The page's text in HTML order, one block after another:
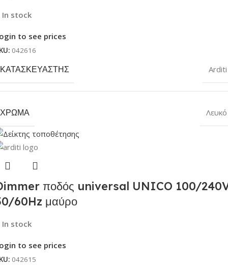
In stock
to see prices
042616
ΚΑΤΑΣΚΕΥΑΣΤΉΣ Arditi
ΧΡΏΜΑ Λευκό
ποδός universal UNICO 100/
60Hz μαύρο
In stock
to see prices
042615